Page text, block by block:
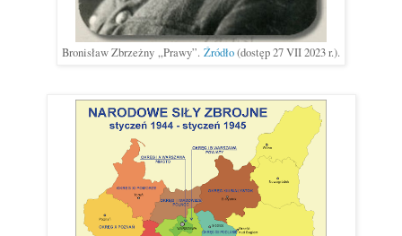
Bronisław Zbrzeżny „Prawy”. Źródło(dostęp 27 VII 2023 r.).